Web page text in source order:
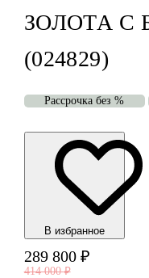
ЗОЛОТА С
(024829)
Рассрочка без %
В избранноe
289 800 ₽
414 000 ₽